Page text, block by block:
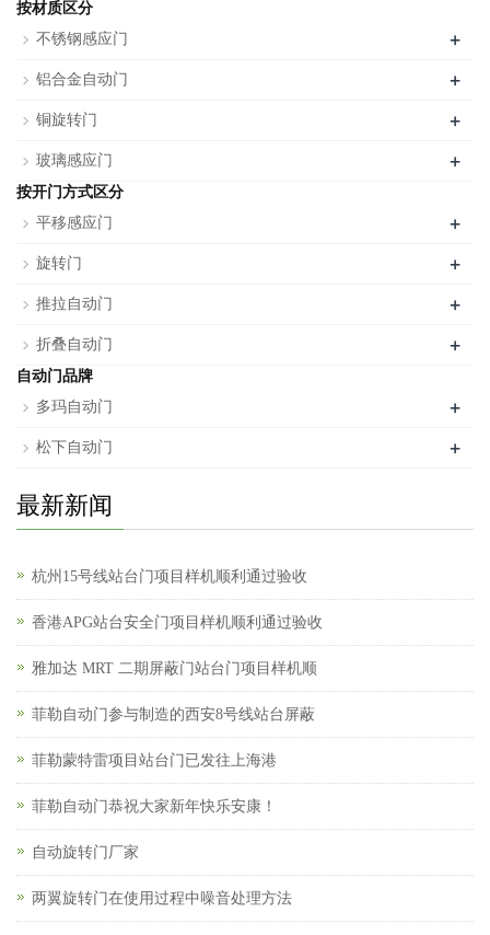
按材质区分
不锈钢感应门
+
铝合金自动门 +
铜旋转门 +
玻璃感应门 +
按开门方式区分
平移感应门
+
旋转门 +
推拉自动门 +
折叠自动门 +
自动门品牌
多玛自动门
+
松下自动门 +
最新新闻
杭州15号线站台门项目样机顺利通过验收
香港APG站台安全门项目样机顺利通过验收
雅加达 MRT 二期屏蔽门站台门项目样机顺
菲勒自动门参与制造的西安8号线站台屏蔽
菲勒蒙特雷项目站台门已发往上海港
菲勒自动门恭祝大家新年快乐安康！
自动旋转门厂家
两翼旋转门在使用过程中噪音处理方法